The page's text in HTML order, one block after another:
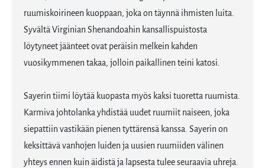
ruumiskoirineen kuoppaan, joka on täynnä ihmisten luita.
Syvältä Virginian Shenandoahin kansallispuistosta
löytyneet jäänteet ovat peräisin melkein kahden
vuosikymmenen takaa, jolloin paikallinen teini katosi.
Sayerin tiimi löytää kuopasta myös kaksi tuoretta ruumista.
Karmiva johtolanka yhdistää uudet ruumiit naiseen, joka
siepattiin vastikään pienen tyttärensä kanssa. Sayerin on
keksittävä vanhojen luiden ja uusien ruumiiden välinen
yhteys ennen kuin äidistä ja lapsesta tulee seuraavia uhreja.